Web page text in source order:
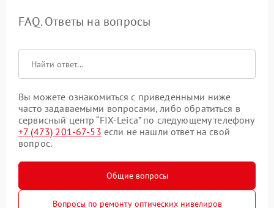
FAQ. Ответы на вопросы
Вы можете ознакомиться с приведенными ниже
часто задаваемыми вопросами, либо обратиться в
сервисный центр “FIX-Leica” по следующему телефону
+7 (473) 201-67-53 если не нашли ответ на свой
вопрос.
Общие вопросы
Вопросы по ремонту оптических нивелиров